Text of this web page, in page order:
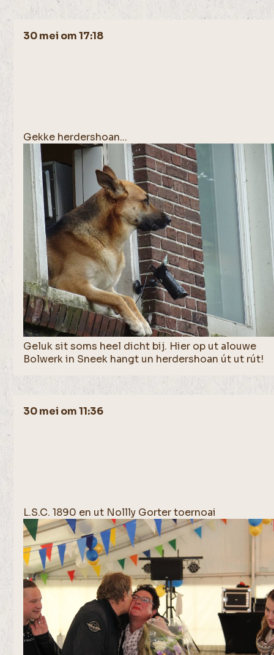
30 mei om 17:18
Gekke herdershoan...
Geluk sit soms heel dicht bij. Hier op ut alouwe
Bolwerk in Sneek hangt un herdershoan út ut rút!
30 mei om 11:36
L.S.C. 1890 en ut Nollly Gorter toernoai